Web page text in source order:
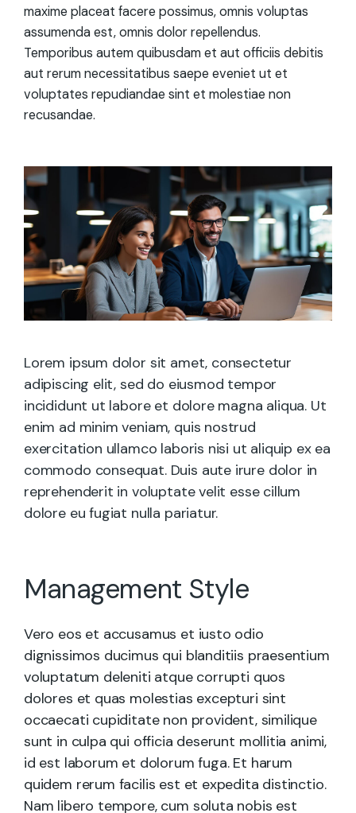
maxime placeat facere possimus, omnis voluptas
assumenda est, omnis dolor repellendus.
Temporibus autem quibusdam et aut officiis debitis
aut rerum necessitatibus saepe eveniet ut et
voluptates repudiandae sint et molestiae non
recusandae.
Lorem ipsum dolor sit amet, consectetur
adipiscing elit, sed do eiusmod tempor
incididunt ut labore et dolore magna aliqua. Ut
enim ad minim veniam, quis nostrud
exercitation ullamco laboris nisi ut aliquip ex ea
commodo consequat. Duis aute irure dolor in
reprehenderit in voluptate velit esse cillum
dolore eu fugiat nulla pariatur.
Management Style
Vero eos et accusamus et iusto odio
dignissimos ducimus qui blanditiis praesentium
voluptatum deleniti atque corrupti quos
dolores et quas molestias excepturi sint
occaecati cupiditate non provident, similique
sunt in culpa qui officia deserunt mollitia animi,
id est laborum et dolorum fuga. Et harum
quidem rerum facilis est et expedita distinctio.
Nam libero tempore, cum soluta nobis est